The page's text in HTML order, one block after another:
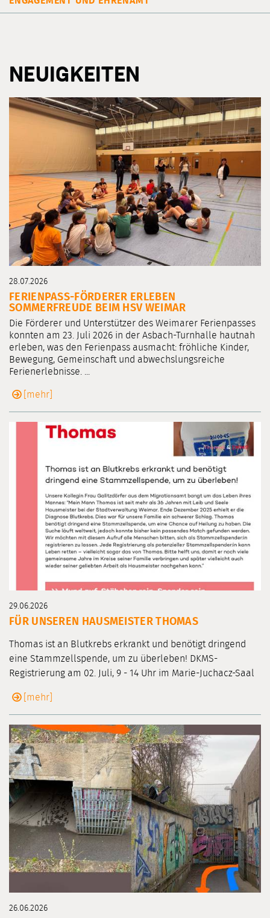
NEUIGKEITEN
28.07.2026
FERIENPASS-FÖRDERER ERLEBEN
SOMMERFREUDE BEIM HSV WEIMAR
Die Förderer und Unterstützer des Weimarer Ferienpasses
konnten am 23. Juli 2026 in der Asbach-Turnhalle hautnah
erleben, was den Ferienpass ausmacht: fröhliche Kinder,
Bewegung, Gemeinschaft und abwechslungsreiche
Ferienerlebnisse. ...
[mehr]
29.06.2026
FÜR UNSEREN HAUSMEISTER THOMAS
Thomas ist an Blutkrebs erkrankt und benötigt dringend
eine Stammzellspende, um zu überleben! DKMS-
Registrierung am 02. Juli, 9 - 14 Uhr im Marie-Juchacz-Saal
[mehr]
26.06.2026